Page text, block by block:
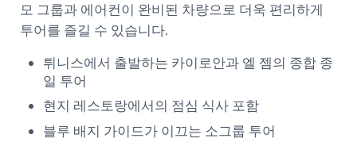
모 그룹과 에어컨이 완비된 차량으로 더욱 편리하게
투어를 즐길 수 있습니다.
튀니스에서 출발하는 카이로안과 엘 젬의 종합 종
일 투어
현지 레스토랑에서의 점심 식사 포함
블루 배지 가이드가 이끄는 소그룹 투어